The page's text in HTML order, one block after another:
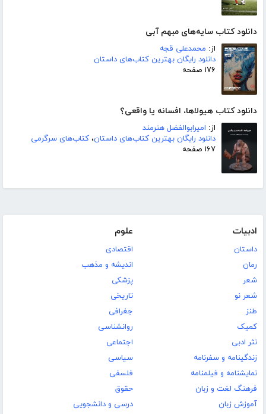
دانلود کتاب سایه‌های مبهم آبی
از: محمدعلی قجه
دانلود رایگان بهترین کتاب‌های داستان
۱۷۶ صفحه
دانلود کتاب هیولاها، افسانه یا واقعی؟
از: امیرابوالفضل هنرمند
دانلود رایگان بهترین کتاب‌های داستان، کتاب‌های سرگرمی
۱۶۷ صفحه
ادبیات
داستان
رمان
شعر
شعر نو
طنز
کمیک
نثر ادبی
زندگینامه و سفرنامه
نمایشنامه و فیلمنامه
فرهنگ لغت و زبان
آموزش زبان
علوم
اقتصادی
اندیشه و مذهب
پزشکی
تاریخی
جغرافی
روانشناسی
اجتماعی
سیاسی
فلسفی
حقوق
درسی و دانشجویی